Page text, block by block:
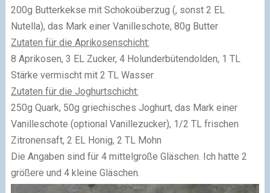
200g Butterkekse mit Schokoüberzug (, sonst 2 EL
Nutella), das Mark einer Vanilleschote, 80g Butter
Zutaten für die Aprikosenschicht:
8 Aprikosen, 3 EL Zucker, 4 Holunderbütendolden, 1 TL
Stärke vermischt mit 2 TL Wasser
Zutaten für die Joghurtschicht:
250g Quark, 50g griechisches Joghurt, das Mark einer
Vanilleschote (optional Vanillezucker), 1/2 TL frischen
Zitronensaft, 2 EL Honig, 2 TL Mohn
Die Angaben sind für 4 mittelgroße Gläschen. Ich hatte 2
größere und 4 kleine Gläschen.